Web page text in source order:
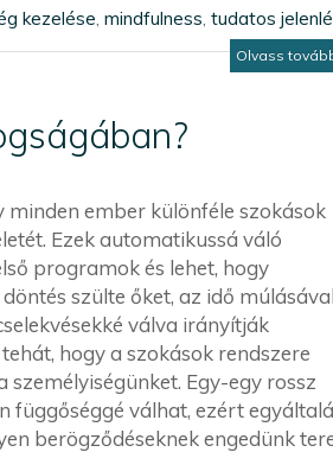
kezelése, mindfulness, tudatos
Olvass
ember különféle szokások
Ezek automatikussá váló
programok és lehet, hogy
szülte őket, az idő
válva irányítják
hogy a szokások rendszere
Egy-egy rossz
függőséggé válhat, ezért
berögződéseknek engedünk